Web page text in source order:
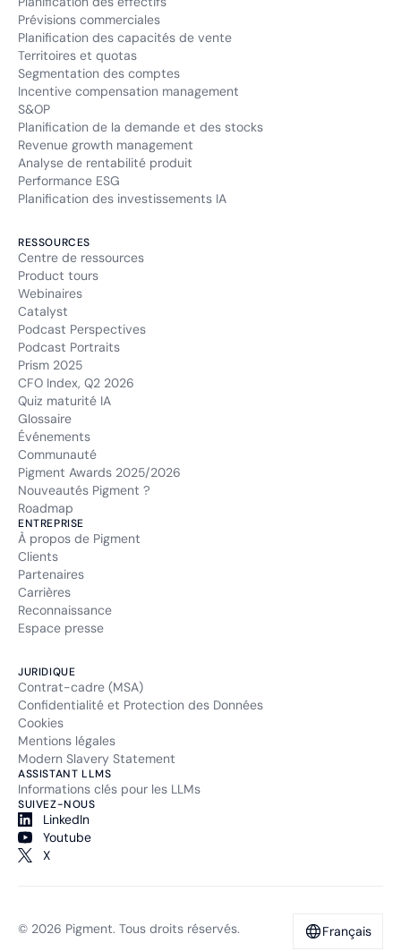
Prévisions commerciales
Planification des capacités de vente
Territoires et quotas
Segmentation des comptes
Incentive compensation management
S&OP
Planification de la demande et des stocks
Revenue growth management
Analyse de rentabilité produit
Performance ESG
Planification des investissements IA
RESSOURCES
Centre de ressources
Product tours
Webinaires
Catalyst
Podcast Perspectives
Podcast Portraits
Prism 2025
CFO Index, Q2 2026
Quiz maturité IA
Glossaire
Événements
Communauté
Pigment Awards 2025/2026
Nouveautés Pigment ?
Roadmap
ENTREPRISE
À propos de Pigment
Clients
Partenaires
Carrières
Reconnaissance
Espace presse
JURIDIQUE
Contrat-cadre (MSA)
Confidentialité et Protection des Données
Cookies
Mentions légales
Modern Slavery Statement
ASSISTANT LLMS
Informations clés pour les LLMs
SUIVEZ-NOUS
LinkedIn
Youtube
X
© 2026 Pigment. Tous droits réservés. Français